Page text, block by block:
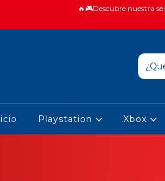
🔥🎮Descubre nuestra
Playstation Xbox